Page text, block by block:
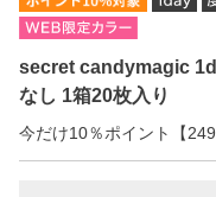
secret candymagic
なし 1箱20枚入り
今だけ10％ポイント【